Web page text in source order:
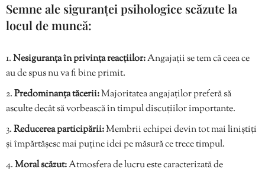
Semne ale siguranței psihologice scăzute la
locul de muncă:
Nesiguranța în privința reacțiilor:Angajații se tem că ceea ce
au de spus nu va fi bine primit.
Predominanța tăcerii:Majoritatea angajaților preferă să
asculte decât să vorbească în timpul discuțiilor importante.
Reducerea participării:Membrii echipei devin tot mai liniștiți
și împărtășesc mai puține idei pe măsură ce trece timpul.
Moral scăzut:Atmosfera de lucru este caracterizată de